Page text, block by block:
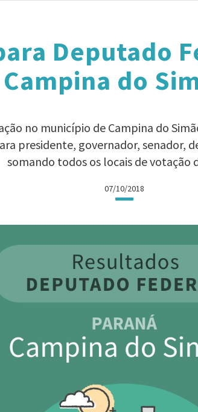
Deputado
do
no município de Campina do
presidente, governador, senador,
somando todos os locais de votação
07/10/2018